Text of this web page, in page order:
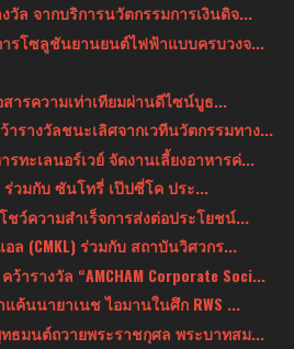
งวัล จากบริการนวัตกรรมการเงินดิจ...
ารโซลูชันยานยนต์ไฟฟ้าแบบครบวงจ...
สารความเท่าเทียมผ่านดีไซน์บูธ...
ารางวัลชนะเลิศจากเวทีนวัตกรรมทาง...
ทะเลนอร์เวย์ จัดงานเลี้ยงอาหารค่...
ร่วมกับ ซันโทรี่ เป๊ปซี่โค ประ...
ว์ความสำเร็จการส่งต่อประโยชน์...
ล (CMKL) ร่วมกับ สถาบันวิศวกร...
ารางวัล “AMCHAM Corporate Soci...
ค้นนายาเนช ไอมานในศึก RWS ...
ธมนต์ถวายพระราชกุศล พระบาทสม...